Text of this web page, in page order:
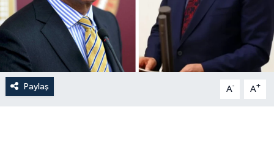
Paylaş A- A+